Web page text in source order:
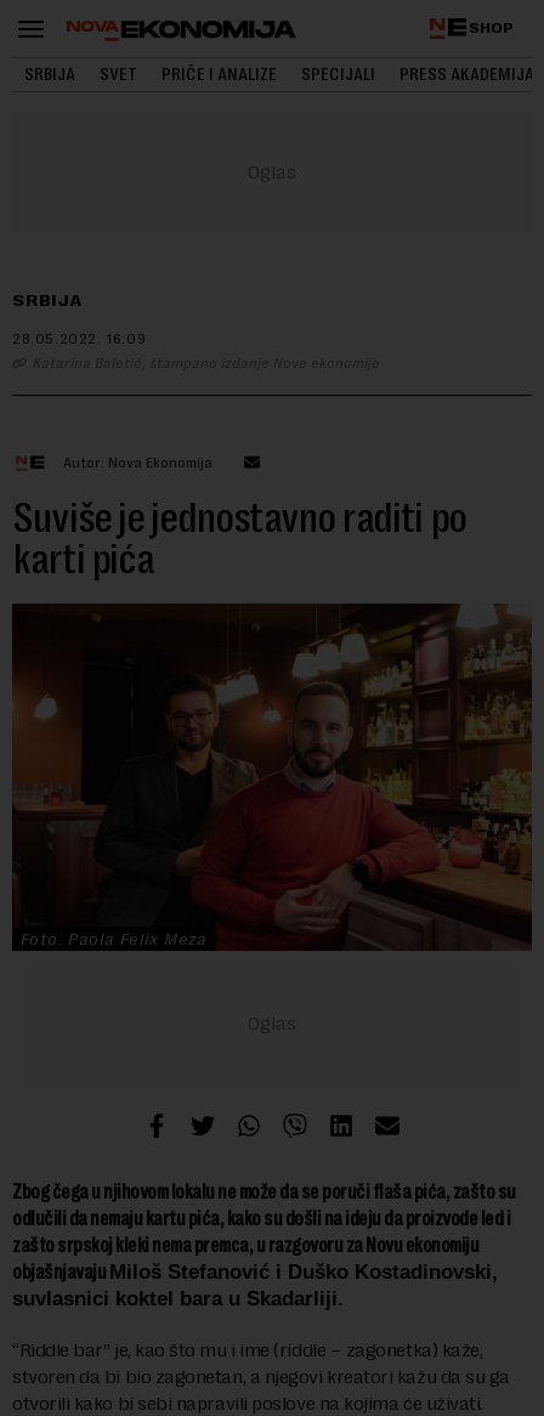
SHOP
SRBIJA SVET PRIČE I ANALIZE SPECIJALI PRESS AKADEMIJA
SRBIJA
28.05.2022. 16:09
Katarina Baletić, štampano izdanje Nove ekonomije
Autor: Nova Ekonomija
Suviše je jednostavno raditi po
karti pića
Foto: Paola Felix Meza
Zbog čega u njihovom lokalu ne može da se poruči flaša pića, zašto su
odlučili da nemaju kartu pića, kako su došli na ideju da proizvode led i
zašto srpskoj kleki nema premca, u razgovoru za Novu ekonomiju
objašnjavaju Miloš Stefanović i Duško Kostadinovski,
suvlasnici koktel bara u Skadarliji.
“Riddle bar” je, kao što mu i ime (riddle – zagonetka) kaže,
stvoren da bi bio zagonetan, a njegovi kreatori kažu da su ga
otvorili kako bi sebi napravili poslove na kojima će uživati.